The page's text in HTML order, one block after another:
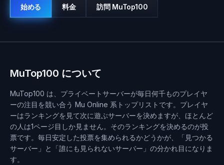
始める 料金 訪問 MuTop100
MuTop100 について
MuTop100 は、プライベートサーバーが毎日何千ものプレイヤ
ーの注目を競い合う Mu Online 系トップリストです。プレイヤ
ーはランキングを見て次に遊ぶサーバーを決めますが、ほとんど
の人は1ページ目しか見ません。そのランキングを決めるのが投
票です。毎日安定した投票を集められるかどうかが、「見つかる
サーバー」と「誰にも見られないサーバー」の分かれ目になりま
す。